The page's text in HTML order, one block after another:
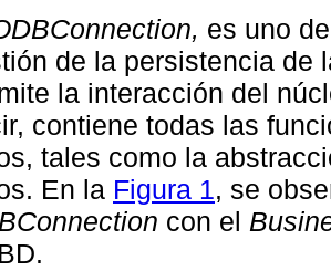
es uno
de la persistencia de
la interacción del
contiene todas las
tales como la
En la Figura 1, se
con el